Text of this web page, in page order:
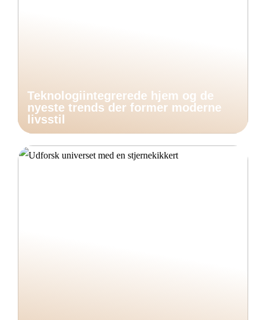
Teknologiintegrerede hjem og de
nyeste trends der former moderne
livsstil